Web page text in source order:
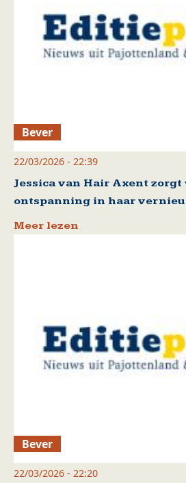
Bever
22/03/2026 - 22:39
Jessica van Hair Axent zorgt
ontspanning in haar
Meer lezen
Bever
22/03/2026 - 22:20